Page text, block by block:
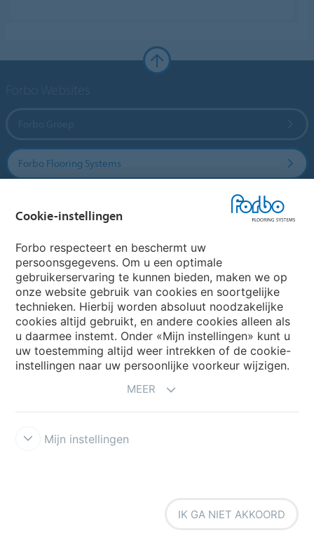
Forbo Flooring Systems
Website
Kies uw land
My Forbo
Disclaimer Cookies Forbo
Cookie-instellingen
Forbo respecteert en beschermt uw
persoonsgegevens. Om u een optimale
gebruikerservaring te kunnen bieden, maken we op
onze website gebruik van cookies en soortgelijke
technieken. Hierbij worden absoluut noodzakelijke
cookies altijd gebruikt, en andere cookies alleen als
u daarmee instemt. Onder «Mijn instellingen» kunt u
uw toestemming altijd weer intrekken of de cookie-
instellingen naar uw persoonlijke voorkeur wijzigen.
MEER
Mijn instellingen
IK GA NIET AKKOORD